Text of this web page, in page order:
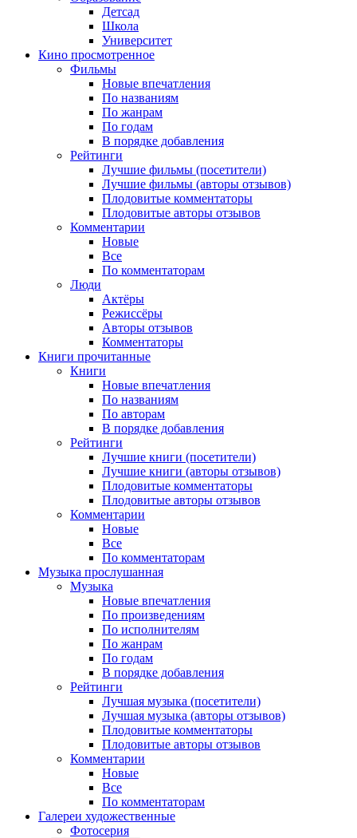
Детсад
Школа
Университет
Кино просмотренное
Фильмы
Новые впечатления
По названиям
По жанрам
По годам
В порядке добавления
Рейтинги
Лучшие фильмы (посетители)
Лучшие фильмы (авторы отзывов)
Плодовитые комментаторы
Плодовитые авторы отзывов
Комментарии
Новые
Все
По комментаторам
Люди
Актёры
Режиссёры
Авторы отзывов
Комментаторы
Книги прочитанные
Книги
Новые впечатления
По названиям
По авторам
В порядке добавления
Рейтинги
Лучшие книги (посетители)
Лучшие книги (авторы отзывов)
Плодовитые комментаторы
Плодовитые авторы отзывов
Комментарии
Новые
Все
По комментаторам
Музыка прослушанная
Музыка
Новые впечатления
По произведениям
По исполнителям
По жанрам
По годам
В порядке добавления
Рейтинги
Лучшая музыка (посетители)
Лучшая музыка (авторы отзывов)
Плодовитые комментаторы
Плодовитые авторы отзывов
Комментарии
Новые
Все
По комментаторам
Галереи художественные
Фотосерия